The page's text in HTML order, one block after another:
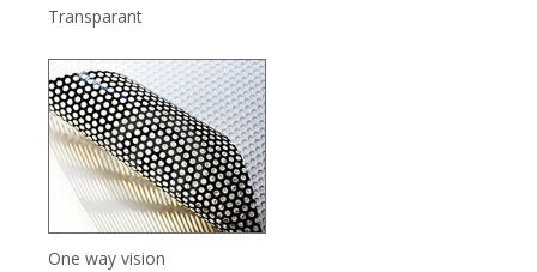
Transparant
One way vision